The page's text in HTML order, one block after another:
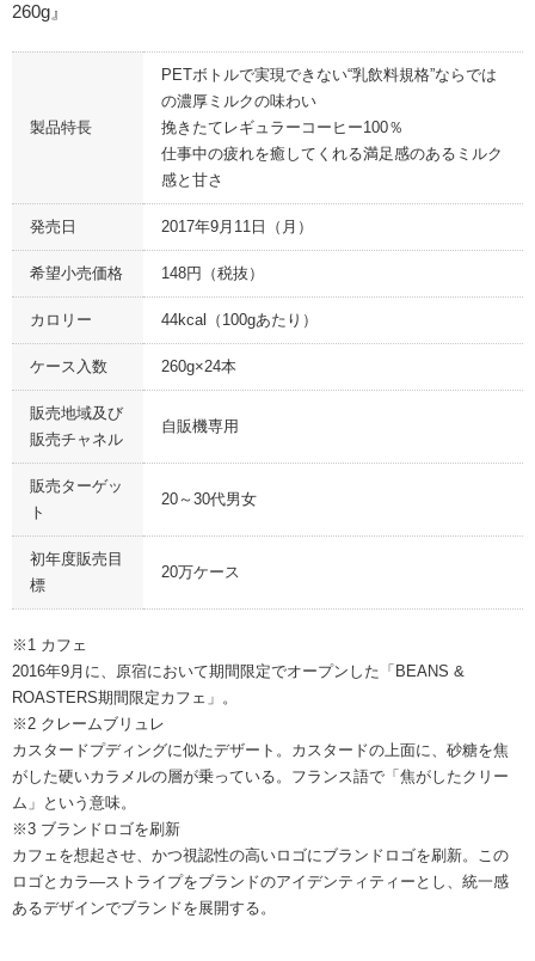
260g』
製品特長
PETボトルで実現できない“乳飲料規格”ならでは
の濃厚ミルクの味わい
挽きたてレギュラーコーヒー100％
仕事中の疲れを癒してくれる満足感のあるミルク
感と甘さ
発売日 2017年9月11日（月）
希望小売価格 148円（税抜）
カロリー 44kcal（100gあたり）
ケース入数 260g×24本
販売地域及び
販売チャネル
自販機専用
販売ターゲッ
ト
20～30代男女
初年度販売目
標
20万ケース
※1 カフェ
2016年9月に、原宿において期間限定でオープンした「BEANS &
ROASTERS期間限定カフェ」。
※2 クレームブリュレ
カスタードプディングに似たデザート。カスタードの上面に、砂糖を焦
がした硬いカラメルの層が乗っている。フランス語で「焦がしたクリー
ム」という意味。
※3 ブランドロゴを刷新
カフェを想起させ、かつ視認性の高いロゴにブランドロゴを刷新。この
ロゴとカラ—ストライプをブランドのアイデンティティーとし、統一感
あるデザインでブランドを展開する。